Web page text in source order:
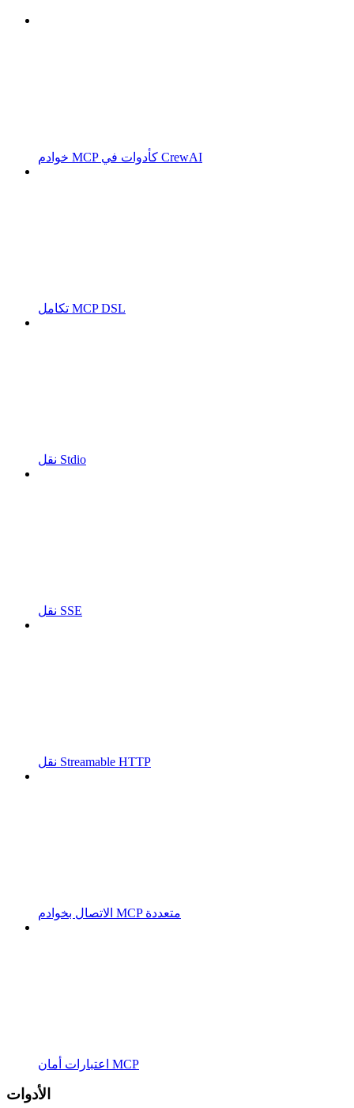
خوادم MCP كأدوات في CrewAI
تكامل MCP DSL
نقل Stdio
نقل SSE
نقل Streamable HTTP
الاتصال بخوادم MCP متعددة
اعتبارات أمان MCP
الأدوات